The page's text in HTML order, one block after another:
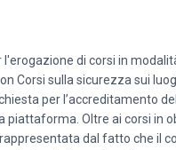
di corsi in
sulla sicurezza sui
per l’accreditamento
piattaforma. Oltre ai corsi in
dal fatto che il